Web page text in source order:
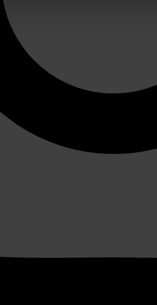
Ook delen we informatie over uw gebruik
Deze partners kunnen deze gegevens
op basis van uw gebruik van hun